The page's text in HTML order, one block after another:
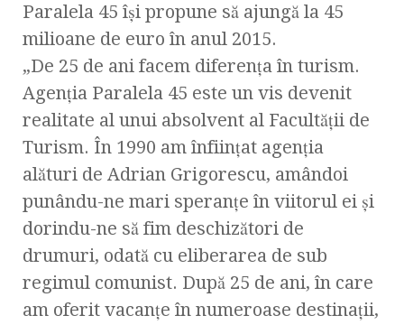
Paralela 45 își propune să ajungă la 45
milioane de euro în anul 2015.
„De 25 de ani facem diferența în turism.
Agenția Paralela 45 este un vis devenit
realitate al unui absolvent al Facultății de
Turism. În 1990 am înființat agenția
alături de Adrian Grigorescu, amândoi
punându-ne mari speranțe în viitorul ei și
dorindu-ne să fim deschizători de
drumuri, odată cu eliberarea de sub
regimul comunist. După 25 de ani, în care
am oferit vacanțe în numeroase destinații,